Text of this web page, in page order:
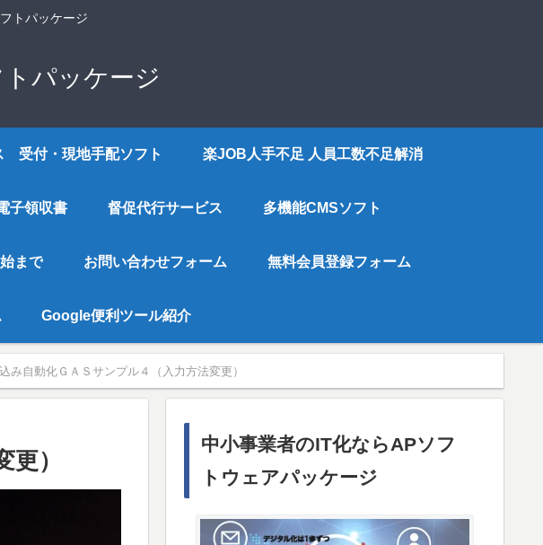
トパッケージ
パッケージ
受付・現地手配ソフト 楽JOB人手不足 人員工数不足解消
子領収書 督促代行サービス 多機能CMSソフト
まで お問い合わせフォーム 無料会員登録フォーム
Google便利ツール紹介
み自動化ＧＡＳサンプル４（入力方法変更）
）
中小事業者のIT化ならAPソフ
トウェアパッケージ